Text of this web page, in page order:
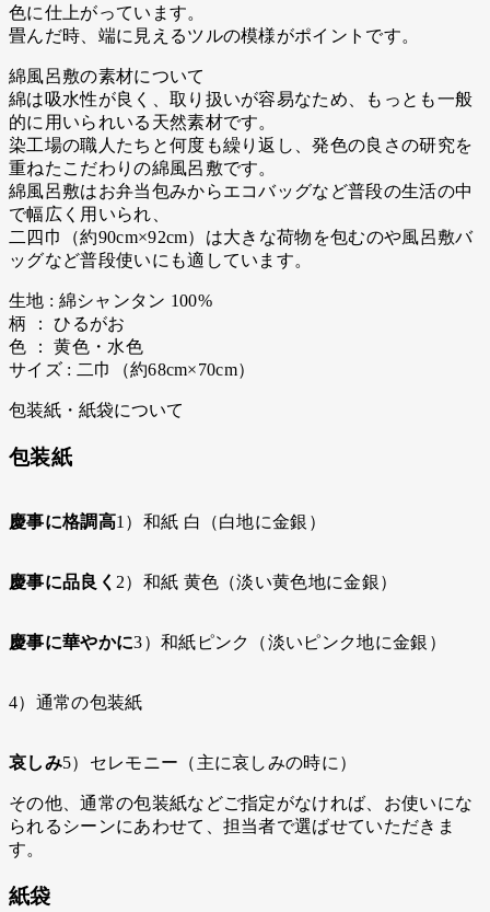
色に仕上がっています。
畳んだ時、端に見えるツルの模様がポイントです。
綿風呂敷の素材について
綿は吸水性が良く、取り扱いが容易なため、もっとも一般
的に用いられいる天然素材です。
染工場の職人たちと何度も繰り返し、発色の良さの研究を
重ねたこだわりの綿風呂敷です。
綿風呂敷はお弁当包みからエコバッグなど普段の生活の中
で幅広く用いられ、
二四巾（約90cm×92cm）は大きな荷物を包むのや風呂敷バ
ッグなど普段使いにも適しています。
生地 : 綿シャンタン 100%
柄 ： ひるがお
色 ： 黄色・水色
サイズ : 二巾（約68cm×70cm）
包装紙・紙袋について
包装紙
慶事に格調高1）和紙 白（白地に金銀）
慶事に品良く 2）和紙 黄色（淡い黄色地に金銀）
慶事に華やかに3）和紙ピンク（淡いピンク地に金銀）
4）通常の包装紙
哀しみ5）セレモニー（主に哀しみの時に）
その他、通常の包装紙などご指定がなければ、お使いにな
られるシーンにあわせて、担当者で選ばせていただきま
す。
紙袋